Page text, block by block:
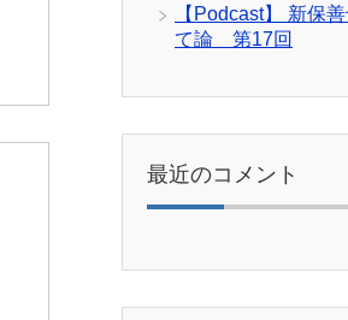
【Podcast】 新保
て論 第17回
最近のコメント